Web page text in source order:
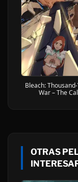
Bleach:
War – The
OTRAS